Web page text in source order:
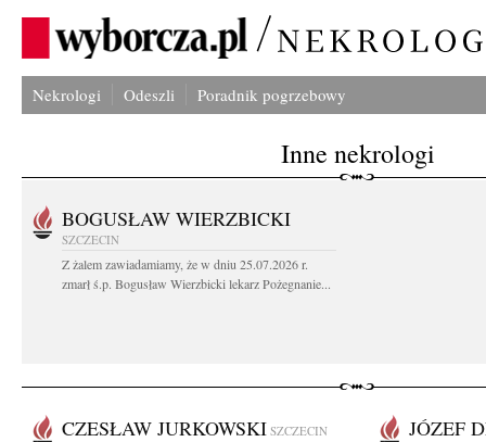
Nekrologi Odeszli Poradnik pogrzebowy
Inne nekrologi
BOGUSŁAW WIERZBICKI
SZCZECIN
Z żalem zawiadamiamy, że w dniu 25.07.2026 r.
zmarł ś.p. Bogusław Wierzbicki lekarz Pożegnanie...
CZESŁAW JURKOWSKI SZCZECIN JÓZEF